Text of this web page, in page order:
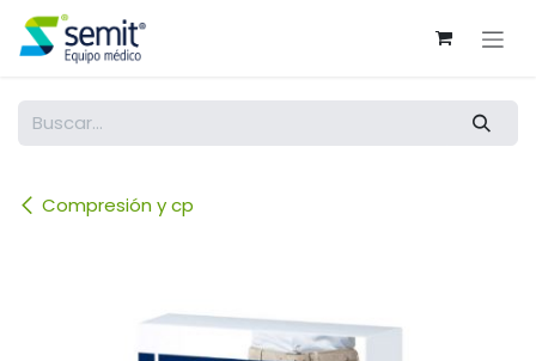
Ir al contenido
Compresión y cp